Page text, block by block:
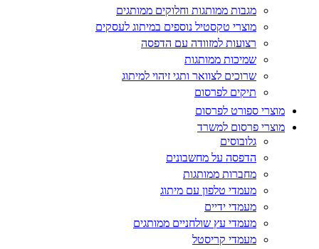
מגבות ממותגות וחלוקים ממותגים
מוצרי טקסטיל נוספים במיתוג לעסקים
רצועות למזוודה עם הדפסה
שמיכות ממותגות
שרוכים לצוואר ותגי זיהוי למיתוג
תיקים לפרסום
מוצרי ספורט לפרסום
מוצרי פרסום למשרד
גלובוסים
הדפסה על מחשבונים
מחברות ממותגות
מעמדי טלפון עם מיתוג
מעמדי ידיים
מעמדי עץ שולחניים ממותגים
מעמדי קריסטל